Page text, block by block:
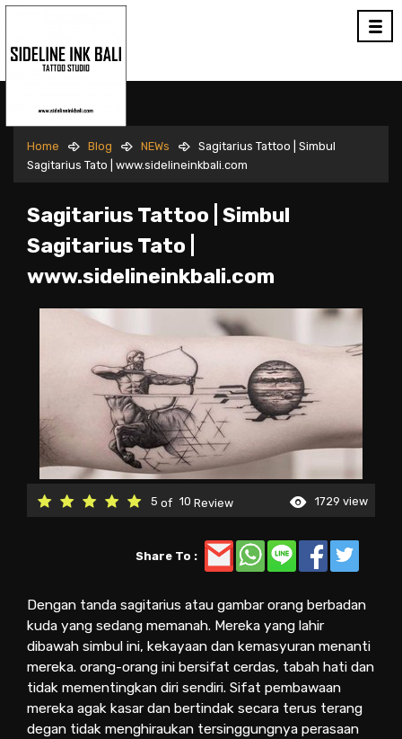
Home Blog NEWs
Sagitarius Tattoo | Simbul
Sagitarius Tato | www.sidelineinkbali.com
Sagitarius Tattoo | Simbul
Sagitarius Tato |
www.sidelineinkbali.com
5 of 10 Review 1729 view
Share To :
Dengan tanda sagitarius atau gambar orang berbadan
kuda yang sedang memanah. Mereka yang lahir
dibawah simbul ini, kekayaan dan kemasyuran menanti
mereka. orang-orang ini bersifat cerdas, tabah hati dan
tidak mementingkan diri sendiri. Sifat pembawaan
mereka agak kasar dan bertindak secara terus terang
degan tidak menghiraukan tersinggungnya perasaan